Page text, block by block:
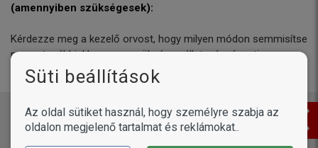
(amennyiben szükségesek):
Kérdezze meg a kezelő orvost, hogy milyen módon semmisítse
meg a továbbiakban nem szükséges állatgyógyászati
készítményeket! Ezek az intézkedések a környezetet védik.
Értékeld a terméket!
Süti beállítások
Az oldal sütiket használ, hogy személyre szabja az
oldalon megjelenő tartalmat és reklámokat..